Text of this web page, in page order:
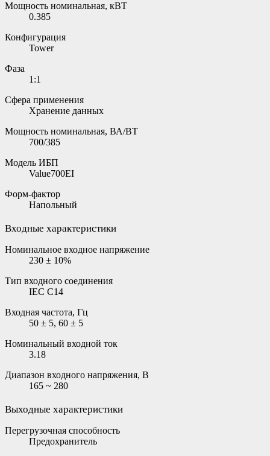
Мощность номинальная, кВТ
0.385
Конфигурация
Tower
Фаза
1:1
Сфера применения
Хранение данных
Мощность номинальная, ВА/ВТ
700/385
Модель ИБП
Value700EI
Форм-фактор
Напольный
Входные характеристики
Номинальное входное напряжение
230 ± 10%
Тип входного соединения
IEC C14
Входная частота, Гц
50 ± 5, 60 ± 5
Номинальный входной ток
3.18
Диапазон входного напряжения, В
165 ~ 280
Выходные характеристики
Перегрузочная способность
Предохранитель